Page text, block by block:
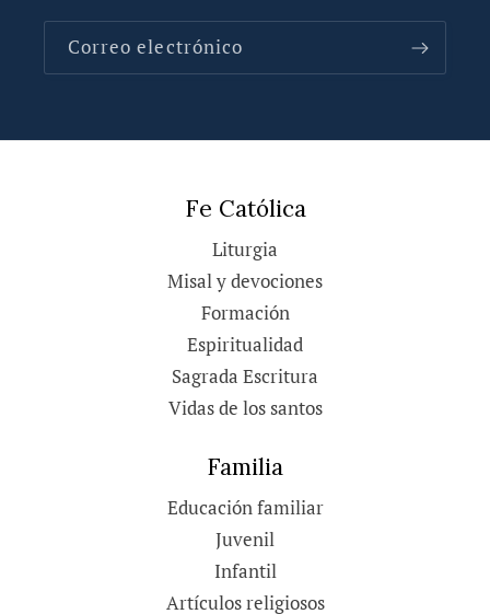
Correo electrónico
Fe Católica
Liturgia
Misal y devociones
Formación
Espiritualidad
Sagrada Escritura
Vidas de los santos
Familia
Educación familiar
Juvenil
Infantil
Artículos religiosos